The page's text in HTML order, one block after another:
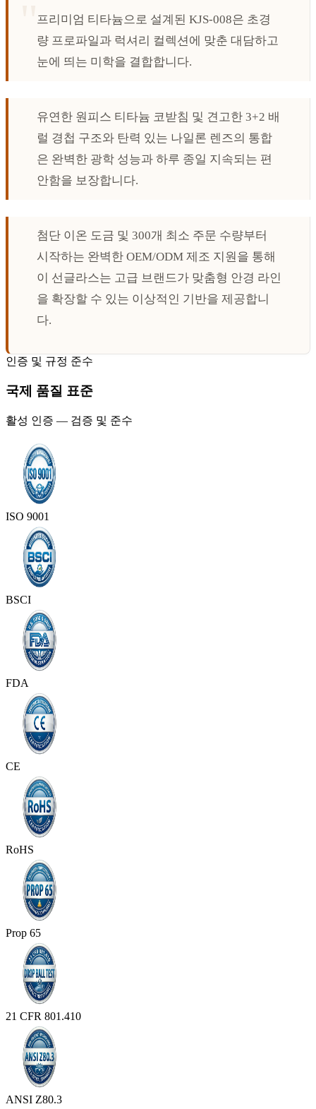
프리미엄 티타늄으로 설계된 KJS-008은 초경
량 프로파일과 럭셔리 컬렉션에 맞춘 대담하고
눈에 띄는 미학을 결합합니다.
유연한 원피스 티타늄 코받침 및 견고한 3+2 배
럴 경첩 구조와 탄력 있는 나일론 렌즈의 통합
은 완벽한 광학 성능과 하루 종일 지속되는 편
안함을 보장합니다.
첨단 이온 도금 및 300개 최소 주문 수량부터
시작하는 완벽한 OEM/ODM 제조 지원을 통해
이 선글라스는 고급 브랜드가 맞춤형 안경 라인
을 확장할 수 있는 이상적인 기반을 제공합니
다.
인증 및 규정 준수
국제 품질 표준
활성 인증 — 검증 및 준수
ISO 9001
BSCI
FDA
CE
RoHS
Prop 65
21 CFR 801.410
ANSI Z80.3